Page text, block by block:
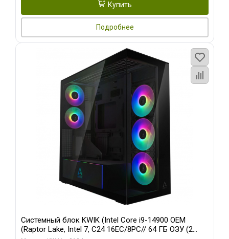
Купить
Подробнее
Системный блок KWIK (Intel Core i9-14900 OEM
(Raptor Lake, Intel 7, C24 16EC/8PC// 64 ГБ ОЗУ (2